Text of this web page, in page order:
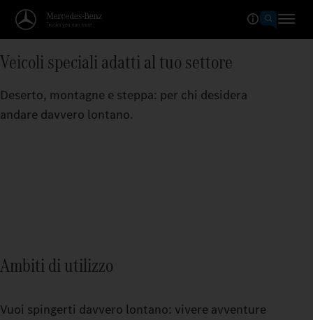
Veicoli speciali adatti al tuo settore
Deserto, montagne e steppa: per chi desidera
andare davvero lontano.
Ambiti di utilizzo
Vuoi spingerti davvero lontano: vivere avventure